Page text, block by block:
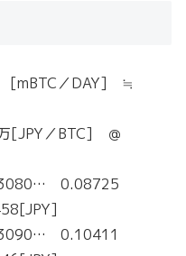
[mBTC／DAY] ≒
BTC] ＠